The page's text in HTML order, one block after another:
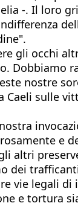
-. Il loro
gli occhi
nostre
Caeli sulle
e
altri
dei
vie legali
e tortura